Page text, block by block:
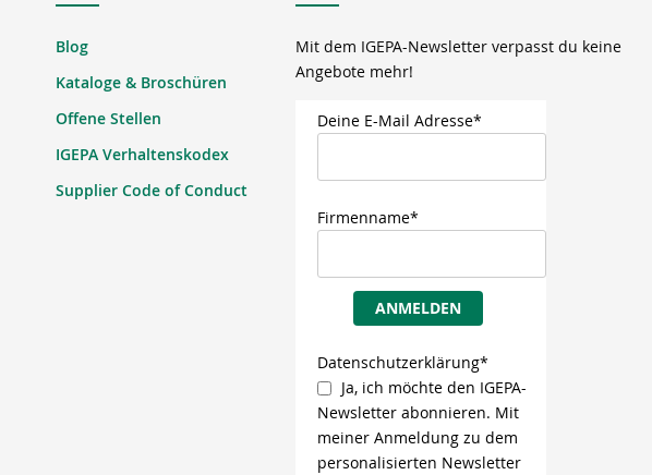
Blog
Kataloge & Broschüren
Offene Stellen
IGEPA Verhaltenskodex
Supplier Code of Conduct
Mit dem IGEPA-Newsletter verpasst du keine
Angebote mehr!
Deine E-Mail Adresse*
Firmenname*
ANMELDEN
Datenschutzerklärung*
Ja, ich möchte den IGEPA-
Newsletter abonnieren. Mit
meiner Anmeldung zu dem
personalisierten Newsletter